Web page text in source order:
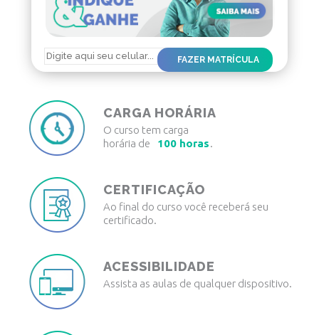
CARGA HORÁRIA
O curso tem carga
horária de
100 horas.
CERTIFICAÇÃO
Ao final do curso você receberá seu
certificado.
ACESSIBILIDADE
Assista as aulas de qualquer dispositivo.